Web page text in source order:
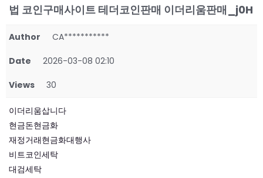
법 코인구매사이트 테더코인판매 이더리움판매_j0H
Author CA***********
Date 2026-03-08 02:10
Views 30
이더리움삽니다
현금돈현금화
재정거래현금화대행사
비트코인세탁
대검세탁